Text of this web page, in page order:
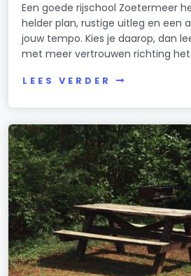
Een goede rijschool Zoetermeer
helder plan, rustige uitleg en een
jouw tempo. Kies je daarop, dan
met meer vertrouwen richting het
LEES VERDER